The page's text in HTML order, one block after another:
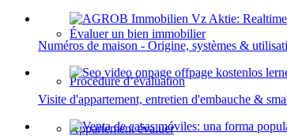
Évaluer un bien immobilier
Procédure d’évaluation
Appartement évaluer
Numéros de maison - Origine, systèmes &
Visite d'appartement, entretien d'embauche &